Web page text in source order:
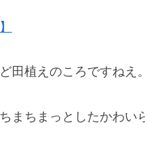
田植えのころですねえ。
まちまっとしたかわ